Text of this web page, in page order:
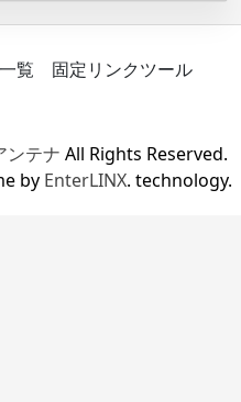
覧
固定リンクツール
ンテナ All Rights Reserved.
by EnterLINX. technology.